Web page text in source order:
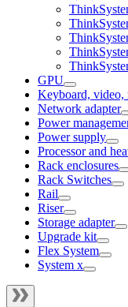
GPU
Keyboard,
Network adapter
Power
Power supply
Processor and
Rack enclosures
Rack Switches
Rail
Riser
Storage adapter
Upgrade kit
Flex System
System x